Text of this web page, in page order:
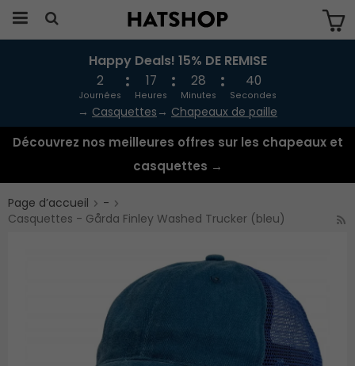
Produkten har blivit tillagd i varukorgen
Happy Deals! 15% DE REMISE
2
Journées
17
Heures
28
Minutes
40
Secondes
→ Casquettes → Chapeaux de paille
Découvrez nos meilleures offres sur les chapeaux et
casquettes →
Page d’accueil
-
Casquettes - Gårda Finley Washed Trucker (bleu)